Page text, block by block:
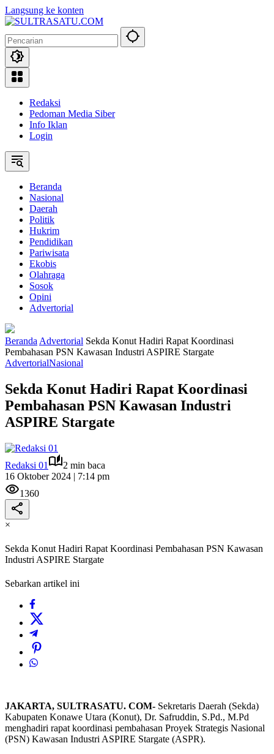
Langsung ke konten
Redaksi
Pedoman Media Siber
Info Iklan
Login
Beranda
Nasional
Daerah
Politik
Hukrim
Pendidikan
Pariwisata
Ekobis
Olahraga
Sosok
Opini
Advertorial
Beranda Advertorial Sekda Konut Hadiri Rapat Koordinasi
Pembahasan PSN Kawasan Industri ASPIRE Stargate
AdvertorialNasional
Sekda Konut Hadiri Rapat Koordinasi
Pembahasan PSN Kawasan Industri
ASPIRE Stargate
Redaksi 01
2 min baca
16 Oktober 2024 | 7:14 pm
1360
×
Sekda Konut Hadiri Rapat Koordinasi Pembahasan PSN Kawasan
Industri ASPIRE Stargate
Sebarkan artikel ini
JAKARTA, SULTRASATU. COM- Sekretaris Daerah (Sekda)
Kabupaten Konawe Utara (Konut), Dr. Safruddin, S.Pd., M.Pd
menghadiri rapat koordinasi pembahasan Proyek Strategis Nasional
(PSN) Kawasan Industri ASPIRE Stargate (ASPR).